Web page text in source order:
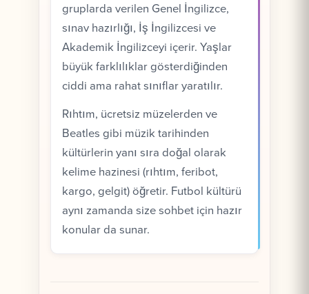
gruplarda verilen Genel İngilizce,
sınav hazırlığı, İş İngilizcesi ve
Akademik İngilizceyi içerir. Yaşlar
büyük farklılıklar gösterdiğinden
ciddi ama rahat sınıflar yaratılır.
Rıhtım, ücretsiz müzelerden ve
Beatles gibi müzik tarihinden
kültürlerin yanı sıra doğal olarak
kelime hazinesi (rıhtım, feribot,
kargo, gelgit) öğretir. Futbol kültürü
aynı zamanda size sohbet için hazır
konular da sunar.